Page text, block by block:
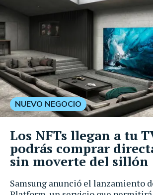
Samsung anunció el lanzamiento
NUEVO NEGOCIO
Los NFTs llegan a tu
podrás comprar
sin moverte del sillón